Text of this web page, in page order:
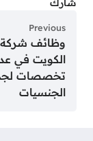
شارك
Previous
وظائف
الكويت في
تخصصات
الجنسيات